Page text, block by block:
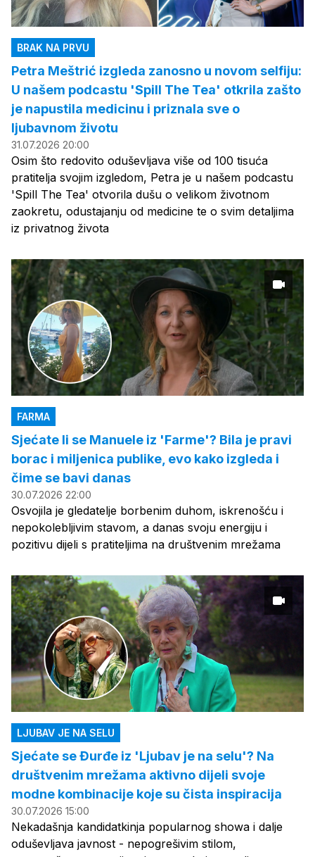
BRAK NA PRVU
Petra Meštrić izgleda zanosno u novom selfiju:
U našem podcastu 'Spill The Tea' otkrila zašto
je napustila medicinu i priznala sve o
ljubavnom životu
31.07.2026 20:00
Osim što redovito oduševljava više od 100 tisuća
pratitelja svojim izgledom, Petra je u našem podcastu
'Spill The Tea' otvorila dušu o velikom životnom
zaokretu, odustajanju od medicine te o svim detaljima
iz privatnog života
FARMA
Sjećate li se Manuele iz 'Farme'? Bila je pravi
borac i miljenica publike, evo kako izgleda i
čime se bavi danas
30.07.2026 22:00
Osvojila je gledatelje borbenim duhom, iskrenošću i
nepokolebljivim stavom, a danas svoju energiju i
pozitivu dijeli s pratiteljima na društvenim mrežama
LJUBAV JE NA SELU
Sjećate se Đurđe iz 'Ljubav je na selu'? Na
društvenim mrežama aktivno dijeli svoje
modne kombinacije koje su čista inspiracija
30.07.2026 15:00
Nekadašnja kandidatkinja popularnog showa i dalje
oduševljava javnost - nepogrešivim stilom,